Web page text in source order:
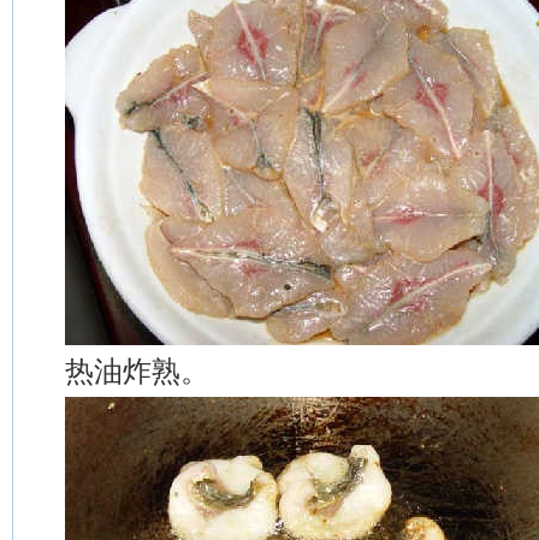
热油炸熟。